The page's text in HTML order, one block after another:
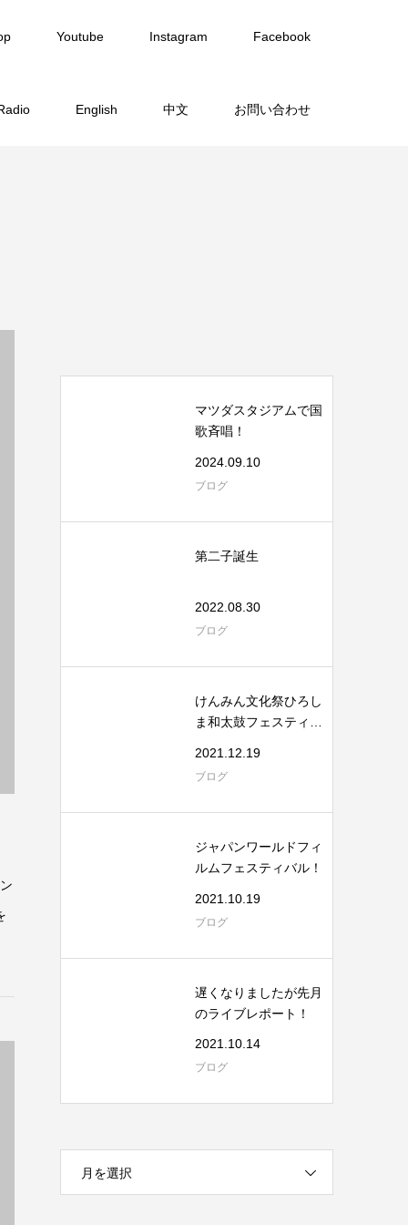
Youtube Instagram Facebook
English 中文 お問い合わせ
マツダスタジアムで国
歌斉唱！
2024.09.10
ブログ
第二子誕生
2022.08.30
ブログ
けんみん文化祭ひろし
ま和太鼓フェスティバ
2021.12.19
ブログ
ジャパンワールドフィ
ルムフェスティバル！
2021.10.19
ブログ
遅くなりましたが先月
のライブレポート！
2021.10.14
ブログ
月を選択